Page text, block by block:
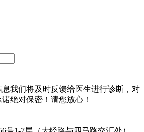
我们将及时反馈给医生进行诊断，对
绝对保密！请您放心！